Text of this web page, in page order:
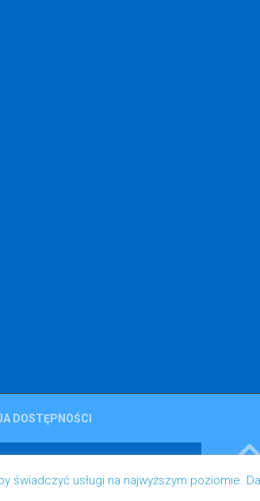
DOSTĘPNOŚCI
świadczyć usługi na najwyższym poziomie.